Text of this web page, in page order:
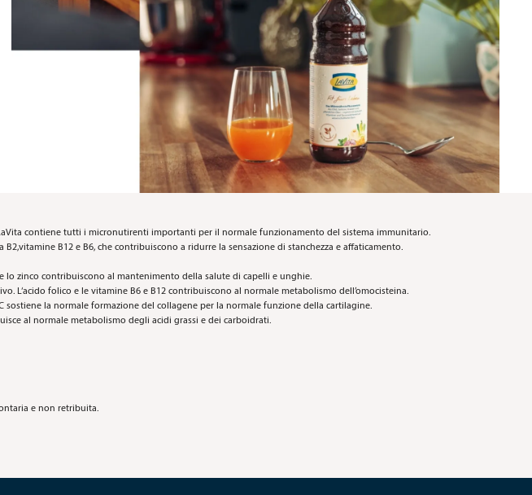
LaVita contiene tutti i micronutirenti importanti per il normale funzionamento del sistema immunitario.
B12 e B6, che contribuiscono a ridurre la sensazione di stanchezza e affaticamento.
lo zinco contribuiscono al mantenimento della salute di capelli e unghie.
L‘acido folico e le vitamine B6 e B12 contribuiscono al normale metabolismo dell’omocisteina.
la normale formazione del collagene per la normale funzione della cartilagine.
al normale metabolismo degli acidi grassi e dei carboidrati.
e non retribuita.